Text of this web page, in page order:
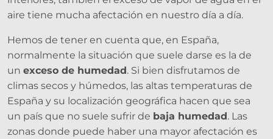
aire tiene mucha afectación en nuestro día a día.
Hemos de tener en cuenta que, en España,
normalmente la situación que suele darse es la de
un exceso de humedad . Si bien disfrutamos de
climas secos y húmedos, las altas temperaturas de
España y su localización geográfica hacen que sea
un país que no suele sufrir de baja humedad . Las
zonas donde puede haber una mayor afectación es